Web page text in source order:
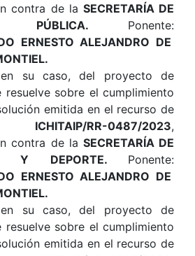
contra de la SECRETARÍA DE
PÚBLICA. Ponente:
ERNESTO ALEJANDRO DE
.
en su caso, del proyecto de
resuelve sobre el cumplimiento
emitida en el recurso de
RR-0487/2023,
contra de la SECRETARÍA DE
Y DEPORTE. Ponente:
ERNESTO ALEJANDRO DE
en su caso, del proyecto de
resuelve sobre el cumplimiento
emitida en el recurso de